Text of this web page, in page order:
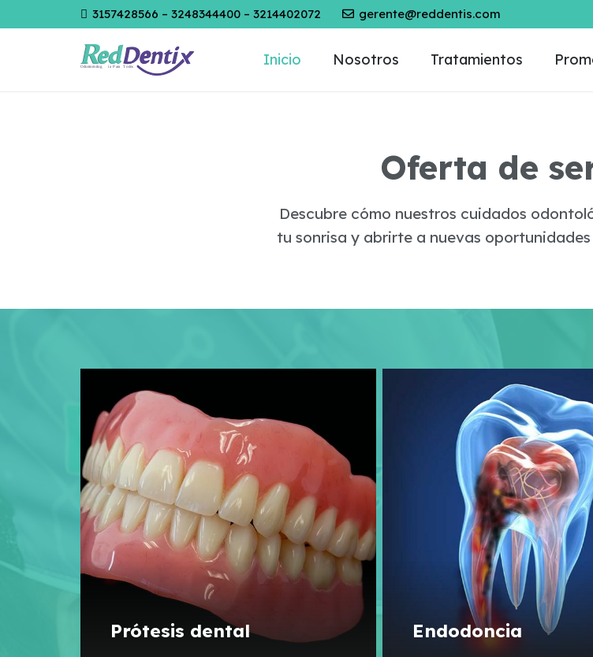
3157428566 – 3248344400 – 3214402072 gerente@reddentis.com
Inicio Nosotros Tratamientos
Oferta de
Descubre cómo nuestros cuidados
tu sonrisa y abrirte a nuevas
Prótesis dental Endodoncia